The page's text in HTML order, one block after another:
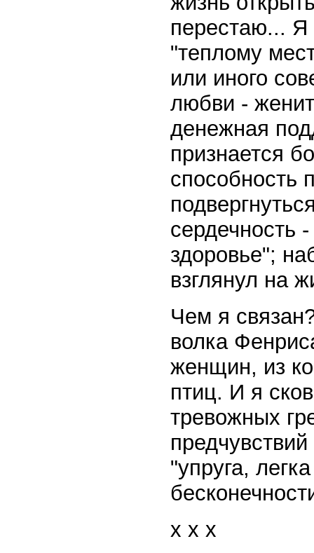
перестаю... Я
"теплому
или иного
любви -
денежная
признается
способность
сердечность
здоровье";
взглянул на
Чем я
волка
женщин, из
птиц. И я
тревожных
"упруга,
x x x